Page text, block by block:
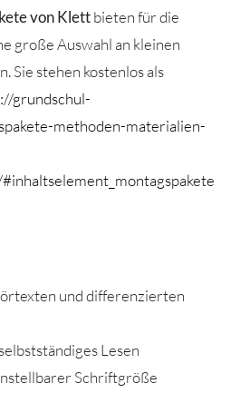
von Klettbieten für die
große Auswahl an kleinen
Sie stehen kostenlos als
grundschul-
methoden-materialien-
und differenzierten
Lesen
Schriftgröße